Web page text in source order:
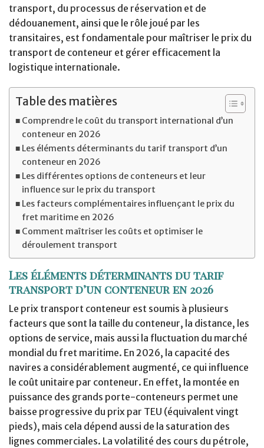
transport, du processus de réservation et de
dédouanement, ainsi que le rôle joué par les
transitaires, est fondamentale pour maîtriser le prix du
transport de conteneur et gérer efficacement la
logistique internationale.
Table des matières
Comprendre le coût du transport international d’un
conteneur en 2026
Les éléments déterminants du tarif transport d’un
conteneur en 2026
Les différentes options de conteneurs et leur
influence sur le prix du transport
Les facteurs complémentaires influençant le prix du
fret maritime en 2026
Comment maîtriser les coûts et optimiser le
déroulement transport
Les éléments déterminants du tarif
transport d’un conteneur en 2026
Le prix transport conteneur est soumis à plusieurs
facteurs que sont la taille du conteneur, la distance, les
options de service, mais aussi la fluctuation du marché
mondial du fret maritime. En 2026, la capacité des
navires a considérablement augmenté, ce qui influence
le coût unitaire par conteneur. En effet, la montée en
puissance des grands porte-conteneurs permet une
baisse progressive du prix par TEU (équivalent vingt
pieds), mais cela dépend aussi de la saturation des
lignes commerciales. La volatilité des cours du pétrole,